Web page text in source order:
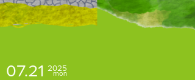
07.21 2025
mon